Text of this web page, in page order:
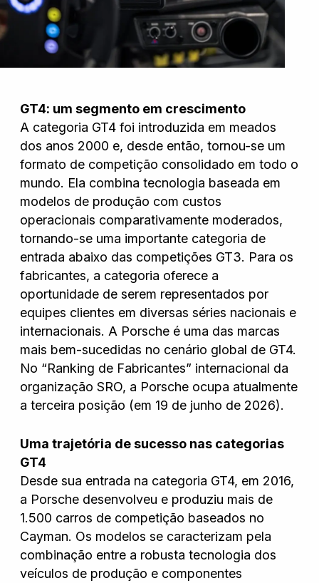
GT4: um segmento em crescimento
A categoria GT4 foi introduzida em meados
dos anos 2000 e, desde então, tornou-se um
formato de competição consolidado em todo o
mundo. Ela combina tecnologia baseada em
modelos de produção com custos
operacionais comparativamente moderados,
tornando-se uma importante categoria de
entrada abaixo das competições GT3. Para os
fabricantes, a categoria oferece a
oportunidade de serem representados por
equipes clientes em diversas séries nacionais e
internacionais. A Porsche é uma das marcas
mais bem-sucedidas no cenário global de GT4.
No “Ranking de Fabricantes” internacional da
organização SRO, a Porsche ocupa atualmente
a terceira posição (em 19 de junho de 2026).
Uma trajetória de sucesso nas categorias
GT4
Desde sua entrada na categoria GT4, em 2016,
a Porsche desenvolveu e produziu mais de
1.500 carros de competição baseados no
Cayman. Os modelos se caracterizam pela
combinação entre a robusta tecnologia dos
veículos de produção e componentes